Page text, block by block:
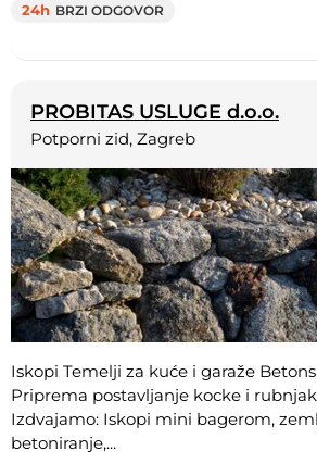
24h BRZI ODGOVOR
PROBITAS USLUGE d.o.o.
Potporni zid, Zagreb
Iskopi Temelji za kuće i garaže
Priprema postavljanje kocke i
Izdvajamo: Iskopi mini bagerom,
betoniranje,...